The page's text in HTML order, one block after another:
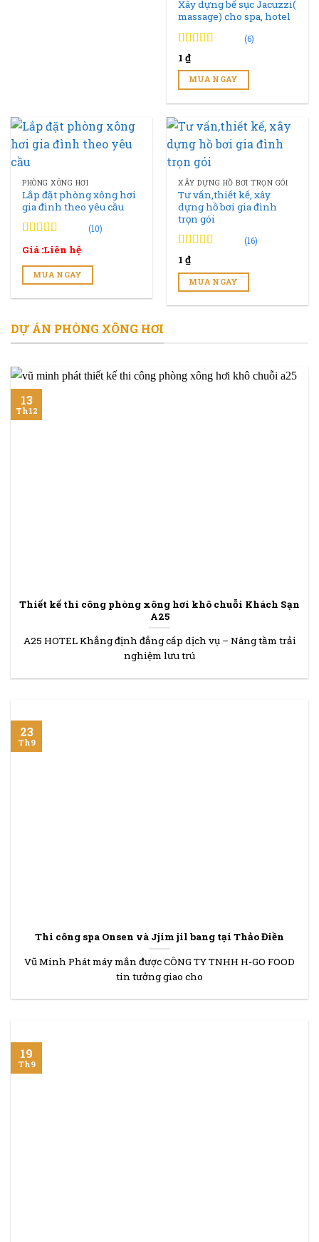
Xây dựng bể sục Jacuzzi(
massage) cho spa, hotel
4.83
6
đánh giá
(6)
1₫
MUA NGAY
PHÒNG XÔNG HƠI
Lắp đặt phòng xông hơi
gia đình theo yêu cầu
4.90 trên 5
10
đánh giá
(10)
Giá :Liên hệ
MUA NGAY
XÂY DỰNG HỒ BƠI TRỌN GÓI
Tư vấn,thiết kế, xây
dựng hồ bơi gia đình
trọn gói
4.94
16
đánh giá
(16)
1₫
MUA NGAY
DỰ ÁN PHÒNG XÔNG HƠI
Thiết kế thi công phòng xông hơi khô chuỗi Khách Sạn
A25
A25 HOTEL Khẳng định đẳng cấp dịch vụ – Nâng tầm trải
nghiệm lưu trú
13
Th12
Thi công spa Onsen và Jjim jil bang tại Thảo Điền
Vũ Minh Phát máy mắn được CÔNG TY TNHH H-GO FOOD
tin tưởng giao cho
23
Th9
19
Th9